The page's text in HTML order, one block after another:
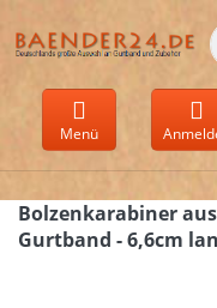
Menü
Bolzenkarabiner
Gurtband - 6,6cm